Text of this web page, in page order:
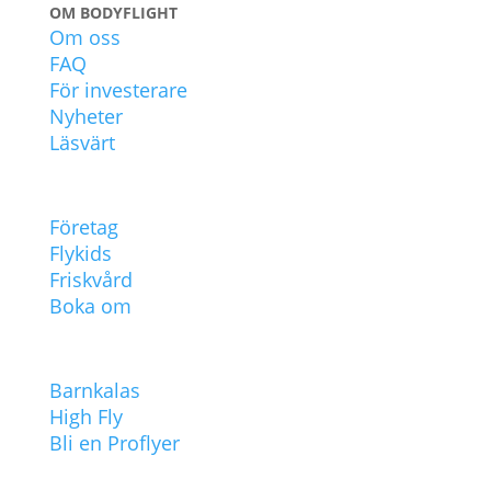
OM BODYFLIGHT
Om oss
FAQ
För investerare
Nyheter
Läsvärt
Företag
Flykids
Friskvård
Boka om
Barnkalas
High Fly
Bli en Proflyer